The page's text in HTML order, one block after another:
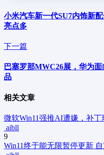
小米汽车新一代SU7内饰新
亮点多
下一篇
巴塞罗那MWC26展，华为
品
相关文章
微软Win11强推AI遭嫌，补
aibll
9
Win11终于能无限暂停更新